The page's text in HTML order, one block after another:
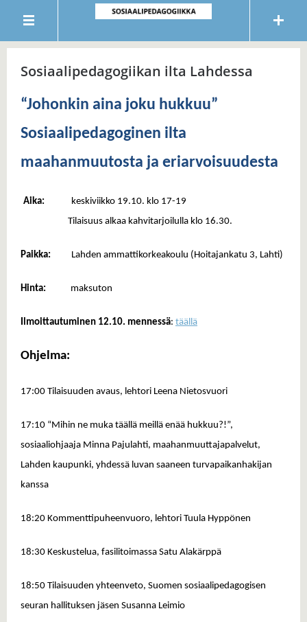
Sosiaalipedagogiikan ilta Lahdessa
“Johonkin aina joku hukkuu”
Sosiaalipedagoginen ilta
maahanmuutosta ja eriarvoisuudesta
Aika: keskiviikko 19.10. klo 17-19
Tilaisuus alkaa kahvitarjoilulla klo 16.30.
Paikka: Lahden ammattikorkeakoulu (Hoitajankatu 3, Lahti)
Hinta: maksuton
Ilmoittautuminen 12.10. mennessä: täällä
Ohjelma:
17:00 Tilaisuuden avaus, lehtori Leena Nietosvuori
17:10 “Mihin ne muka täällä meillä enää hukkuu?!”,
sosiaaliohjaaja Minna Pajulahti, maahanmuuttajapalvelut,
Lahden kaupunki, yhdessä luvan saaneen turvapaikanhakijan
kanssa
18:20 Kommenttipuheenvuoro, lehtori Tuula Hyppönen
18:30 Keskustelua, fasilitoimassa Satu Alakärppä
18:50 Tilaisuuden yhteenveto, Suomen sosiaalipedagogisen
seuran hallituksen jäsen Susanna Leimio